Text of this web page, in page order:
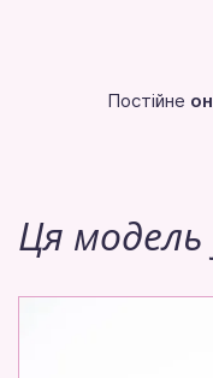
Постійне
Ця модель